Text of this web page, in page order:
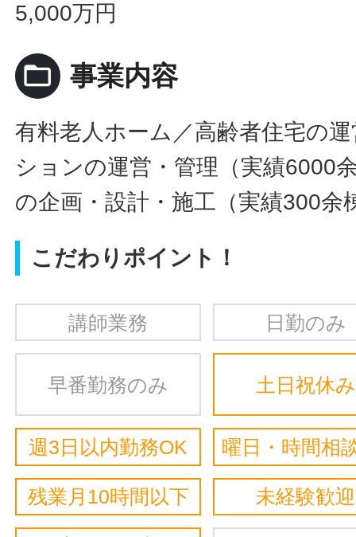
5,000万円
folder_open 事業内容
有料老人ホーム／高齢者住宅の
ションの運営・管理（実績6000
の企画・設計・施工（実績300余
こだわりポイント！
講師業務 日勤のみ
早番勤務のみ 土日祝休み
週3日以内勤務OK 曜日・時間相
残業月10時間以下 未経験歓迎